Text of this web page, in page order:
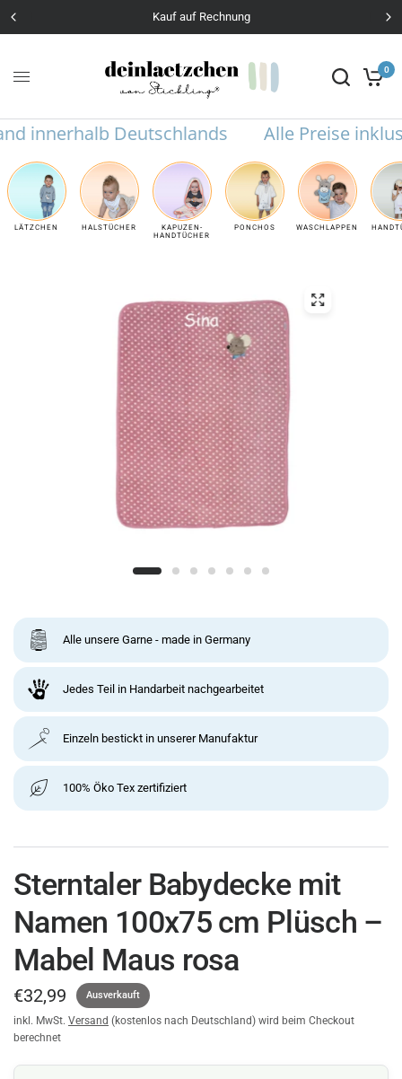
Kauf auf Rechnung
0
Deutschlands Alle Preise inklusive
LÄTZCHEN HALSTÜCHER
KAPUZEN-
HANDTÜCHER
PONCHOS WASCHLAPPEN
Alle unsere Garne - made in Germany
Jedes Teil in Handarbeit nachgearbeitet
Einzeln bestickt in unserer Manufaktur
100% Öko Tex zertifiziert
Sterntaler Babydecke mit
Namen 100x75 cm Plüsch –
Mabel Maus rosa
€32,99 Ausverkauft
inkl. MwSt. Versand (kostenlos nach Deutschland) wird beim Checkout
berechnet